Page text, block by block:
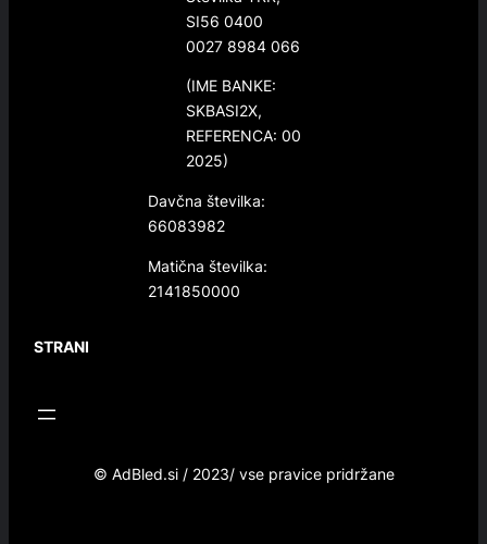
SI56 0400
0027 8984 066
(IME BANKE:
SKBASI2X,
REFERENCA: 00
2025)
Davčna številka:
66083982
Matična številka:
2141850000
STRANI
© AdBled.si / 2023/ vse pravice pridržane